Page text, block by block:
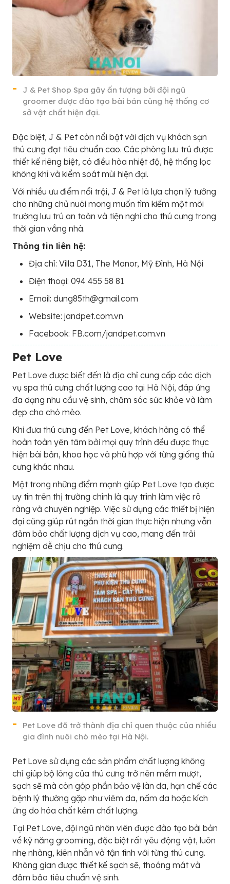
J & Pet Shop Spa gây ấn tượng bởi đội ngũ
groomer được đào tạo bài bản cùng hệ thống cơ
sở vật chất hiện đại.
Đặc biệt, J & Pet còn nổi bật với dịch vụ khách sạn
thú cưng đạt tiêu chuẩn cao. Các phòng lưu trú được
thiết kế riêng biệt, có điều hòa nhiệt độ, hệ thống lọc
không khí và kiểm soát mùi hiện đại.
Với nhiều ưu điểm nổi trội, J & Pet là lựa chọn lý tưởng
cho những chủ nuôi mong muốn tìm kiếm một môi
trường lưu trú an toàn và tiện nghi cho thú cưng trong
thời gian vắng nhà.
Thông tin liên hệ:
Địa chỉ: Villa D31, The Manor, Mỹ Đình, Hà Nội
Điện thoại: 094 455 58 81
Email: dung85th@gmail.com
Website: jandpet.com.vn
Facebook: FB.com/jandpet.com.vn
Pet Love
Pet Love được biết đến là địa chỉ cung cấp các dịch
vụ spa thú cưng chất lượng cao tại Hà Nội, đáp ứng
đa dạng nhu cầu vệ sinh, chăm sóc sức khỏe và làm
đẹp cho chó mèo.
Khi đưa thú cưng đến Pet Love, khách hàng có thể
hoàn toàn yên tâm bởi mọi quy trình đều được thực
hiện bài bản, khoa học và phù hợp với từng giống thú
cưng khác nhau.
Một trong những điểm mạnh giúp Pet Love tạo được
uy tín trên thị trường chính là quy trình làm việc rõ
ràng và chuyên nghiệp. Việc sử dụng các thiết bị hiện
đại cũng giúp rút ngắn thời gian thực hiện nhưng vẫn
đảm bảo chất lượng dịch vụ cao, mang đến trải
nghiệm dễ chịu cho thú cưng.
Pet Love đã trở thành địa chỉ quen thuộc của nhiều
gia đình nuôi chó mèo tại Hà Nội.
Pet Love sử dụng các sản phẩm chất lượng không
chỉ giúp bộ lông của thú cưng trở nên mềm mượt,
sạch sẽ mà còn góp phần bảo vệ làn da, hạn chế các
bệnh lý thường gặp như viêm da, nấm da hoặc kích
ứng do hóa chất kém chất lượng.
Tại Pet Love, đội ngũ nhân viên được đào tạo bài bản
về kỹ năng grooming, đặc biệt rất yêu động vật, luôn
nhẹ nhàng, kiên nhẫn và tận tình với từng thú cưng.
Không gian được thiết kế sạch sẽ, thoáng mát và
đảm bảo tiêu chuẩn vệ sinh.